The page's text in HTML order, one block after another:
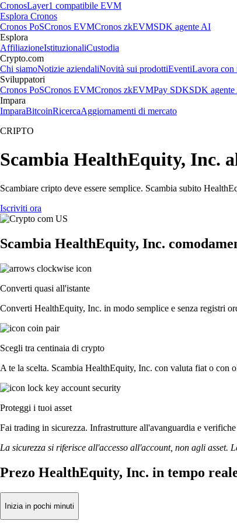
CronosLayer1 compatibile EVM
Esplora Cronos
Cronos PoSCronos EVMCronos zkEVMSDK agente AI
Esplora
AffiliazioneIstituzionaliCustodia
Crypto.com
Chi siamoNotizie aziendaliNovità sui prodottiEventiLavora con
Sviluppatori
Cronos PoSCronos EVMCronos zkEVMPay SDKSDK
Impara
ImparaBitcoinRicercaAggiornamenti di mercato
CRIPTO
Scambia HealthEquity, Inc.
Scambiare cripto deve essere semplice. Scambia subito
Iscriviti ora
Scambia HealthEquity, Inc.
Converti quasi all'istante
Converti HealthEquity, Inc. in modo semplice e senza registri
Scegli tra centinaia di crypto
A te la scelta. Scambia HealthEquity, Inc. con valuta fiat o con
Proteggi i tuoi asset
Fai trading in sicurezza. Infrastrutture all'avanguardia e
La sicurezza si riferisce all'accesso all'account, non agli
Prezo HealthEquity, Inc. in tempo
Inizia in pochi minuti